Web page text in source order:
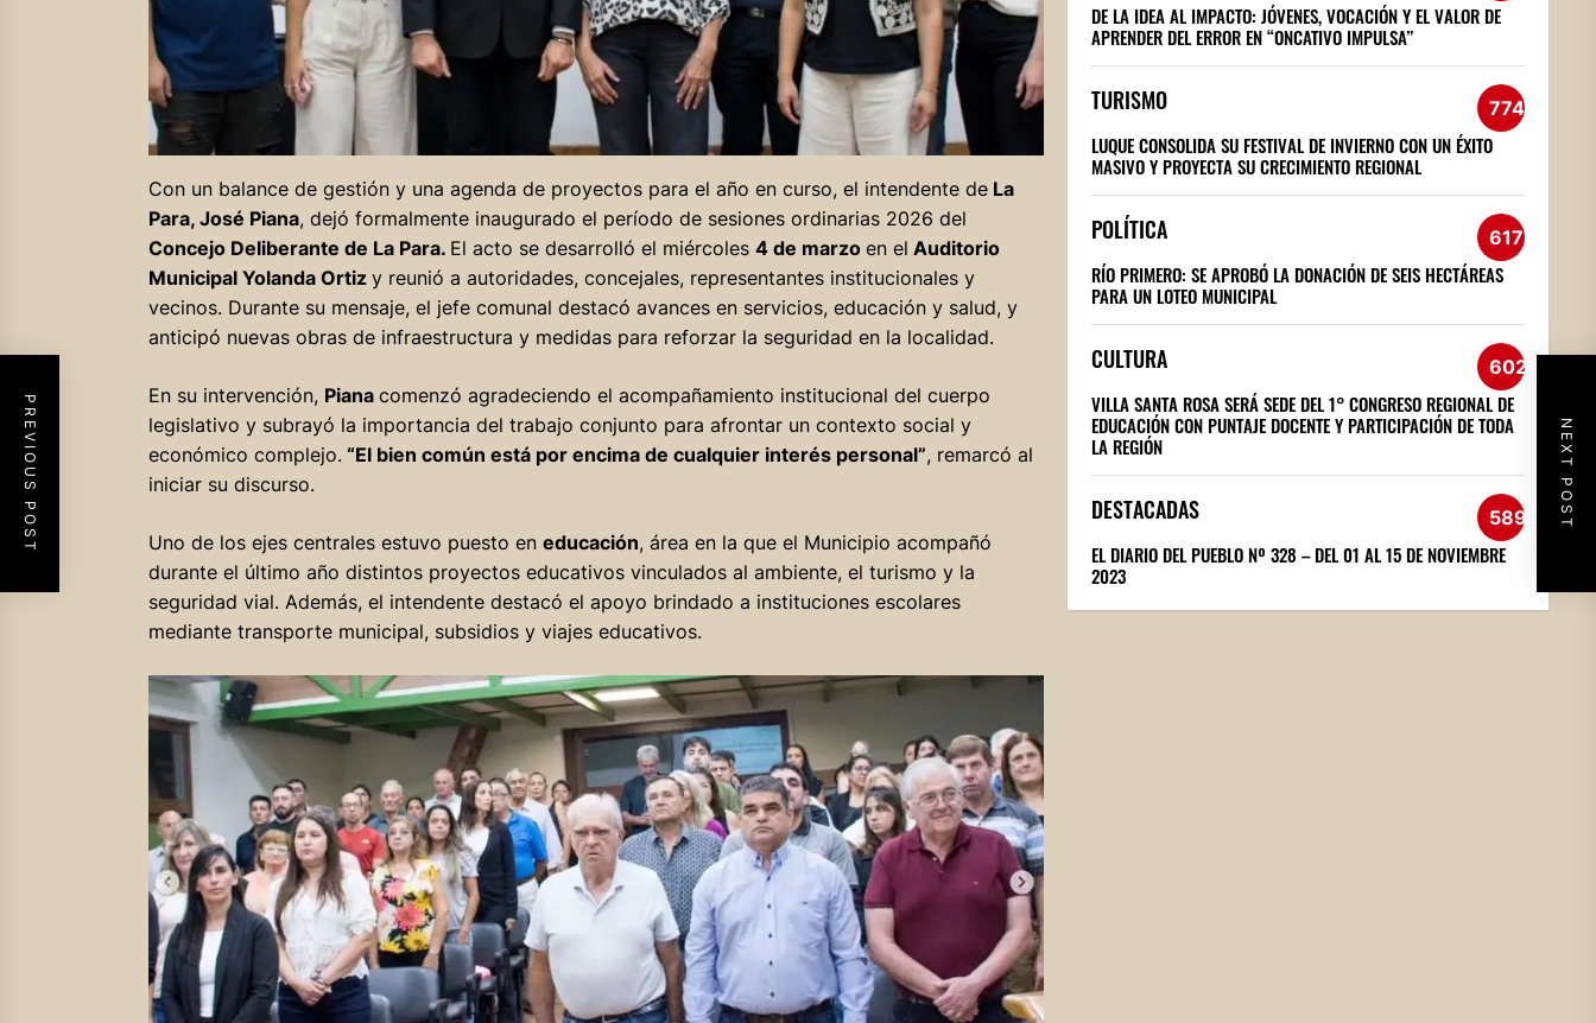
Con un balance de gestión y una agenda de proyectos para el año en curso, el intendente deLa
Para, José Piana, dejó formalmente inaugurado el período de sesiones ordinarias 2026 del
Concejo Deliberante de La Para. El acto se desarrolló el miércoles 4 de marzo en el Auditorio
Municipal Yolanda Ortiz y reunió a autoridades, concejales, representantes institucionales y
vecinos. Durante su mensaje, el jefe comunal destacó avances en servicios, educación y salud, y
anticipó nuevas obras de infraestructura y medidas para reforzar la seguridad en la localidad.
En su intervención, Piana comenzó agradeciendo el acompañamiento institucional del cuerpo
legislativo y subrayó la importancia del trabajo conjunto para afrontar un contexto social y
económico complejo. “El bien común está por encima de cualquier interés personal”, remarcó al
iniciar su discurso.
Uno de los ejes centrales estuvo puesto en educación, área en la que el Municipio acompañó
durante el último año distintos proyectos educativos vinculados al ambiente, el turismo y la
seguridad vial. Además, el intendente destacó el apoyo brindado a instituciones escolares
mediante transporte municipal, subsidios y viajes educativos.
PREVIOUS POST NEXT POST
DE LA IDEA AL IMPACTO: JÓVENES, VOCACIÓN Y EL VALOR DE
APRENDER DEL ERROR EN “ONCATIVO IMPULSA”
TURISMO 774
LUQUE CONSOLIDA SU FESTIVAL DE INVIERNO CON UN ÉXITO
MASIVO Y PROYECTA SU CRECIMIENTO REGIONAL
POLÍTICA 617
RÍO PRIMERO: SE APROBÓ LA DONACIÓN DE SEIS HECTÁREAS
PARA UN LOTEO MUNICIPAL
CULTURA 602
VILLA SANTA ROSA SERÁ SEDE DEL 1° CONGRESO REGIONAL DE
EDUCACIÓN CON PUNTAJE DOCENTE Y PARTICIPACIÓN DE TODA
LA REGIÓN
DESTACADAS 589
EL DIARIO DEL PUEBLO Nº 328 – DEL 01 AL 15 DE NOVIEMBRE
2023